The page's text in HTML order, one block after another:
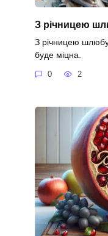
З річницею
З річницею
буде міцна.
0 2